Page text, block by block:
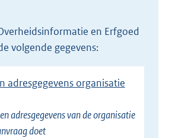
i
n
k
)
e
l
k
volgende gegevens:
adresgegevens organisatie
adresgegevens van de organisatie
doet